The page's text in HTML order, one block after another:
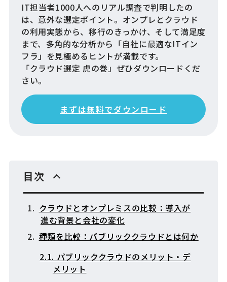
IT担当者1000人へのリアル調査で判明したの
は、意外な選定ポイント。オンプレとクラウド
の利用実態から、移行のきっかけ、そして満足度
まで、多角的な分析から「自社に最適なITイン
フラ」を見極めるヒントが満載です。
「クラウド選定 虎の巻」ぜひダウンロードくだ
さい。
まずは無料でダウンロード
目次
クラウドとオンプレミスの比較：導入が
進む背景と会社の変化
種類を比較：パブリッククラウドとは何か
2.1. パブリッククラウドのメリット・デ
メリット